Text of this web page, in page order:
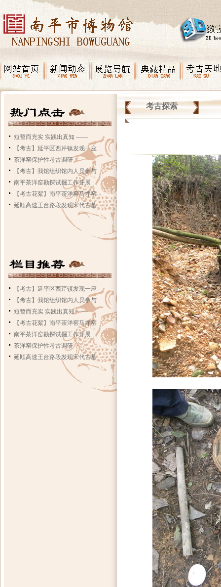
短暂而充实 实践出真知 ——
【考古】延平区西芹镇发现一座
茶洋窑保护性考古调研
【考古】我馆组织馆内人员参与
南平茶洋窑勘探试掘工作开展
【考古花絮】南平茶洋窑马坪窑
延顺高速王台路段发现宋代古墓
【考古】延平区西芹镇发现一座
【考古】我馆组织馆内人员参与
短暂而充实 实践出真知 ——
【考古花絮】南平茶洋窑马坪窑
南平茶洋窑勘探试掘工作开展
茶洋窑保护性考古调研
延顺高速王台路段发现宋代古墓
考古探索